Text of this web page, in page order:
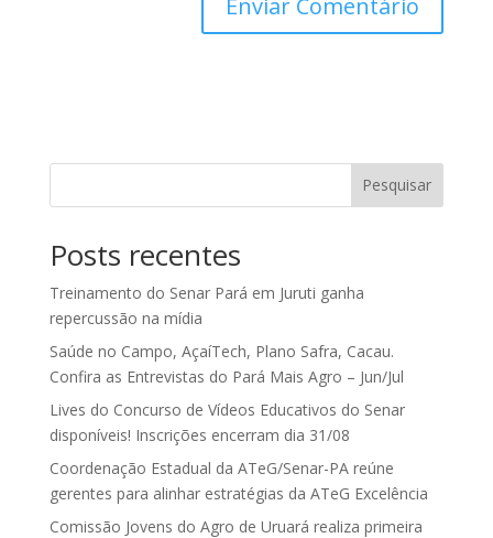
Pesquisar
Posts recentes
Treinamento do Senar Pará em Juruti ganha
repercussão na mídia
Saúde no Campo, AçaíTech, Plano Safra, Cacau.
Confira as Entrevistas do Pará Mais Agro – Jun/Jul
Lives do Concurso de Vídeos Educativos do Senar
disponíveis! Inscrições encerram dia 31/08
Coordenação Estadual da ATeG/Senar-PA reúne
gerentes para alinhar estratégias da ATeG Excelência
Comissão Jovens do Agro de Uruará realiza primeira